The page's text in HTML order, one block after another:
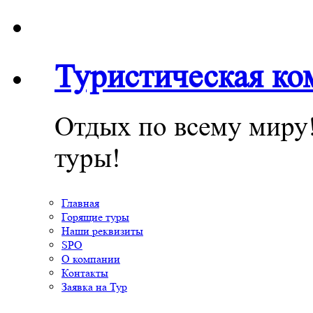
Туристическая
Отдых по всему
туры!
Главная
Горящие туры
Наши реквизиты
SPO
О компании
Контакты
Заявка на Тур